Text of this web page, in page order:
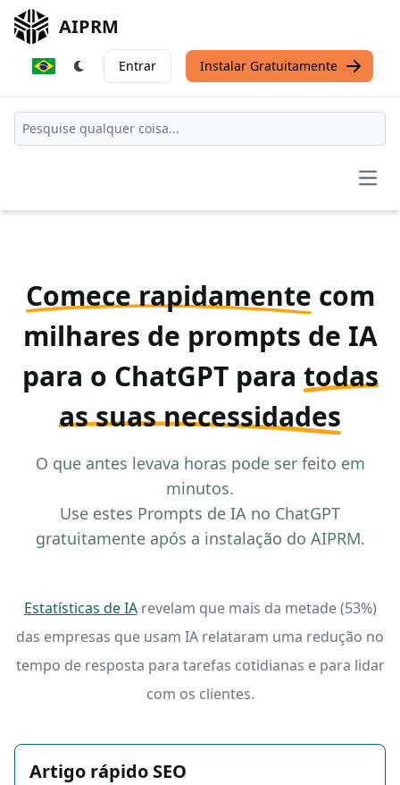
AIPRM
Entrar Instalar Gratuitamente
Comece rapidamente com
milhares de prompts de IA
para o ChatGPT para todas
as suas necessidades
O que antes levava horas pode ser feito em
minutos.
Use estes Prompts de IA no ChatGPT
gratuitamente após a instalação do AIPRM.
Estatísticas de IArevelam que mais da metade (53%)
das empresas que usam IA relataram uma redução no
tempo de resposta para tarefas cotidianas e para lidar
com os clientes.
Artigo rápido SEO